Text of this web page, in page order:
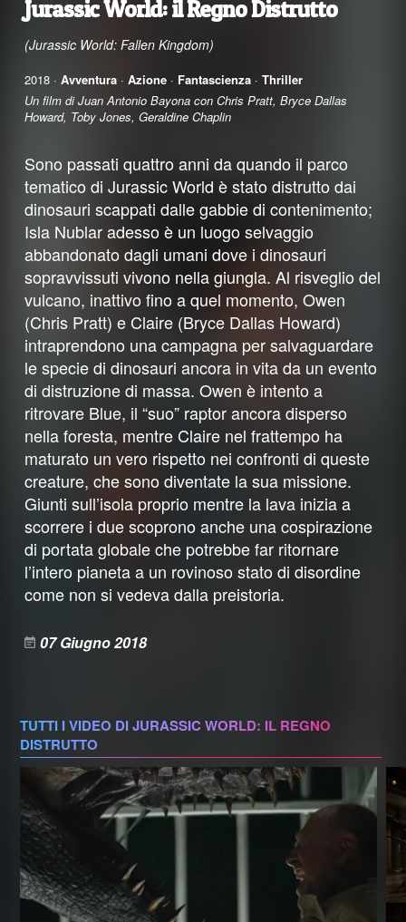
Jurassic World: il Regno Distrutto
(Jurassic World: Fallen Kingdom)
2018 · Avventura· Azione· Fantascienza· Thriller
Un film di Juan Antonio Bayona con Chris Pratt, Bryce Dallas
Howard, Toby Jones, Geraldine Chaplin
Sono passati quattro anni da quando il parco
tematico di Jurassic World è stato distrutto dai
dinosauri scappati dalle gabbie di contenimento;
Isla Nublar adesso è un luogo selvaggio
abbandonato dagli umani dove i dinosauri
sopravvissuti vivono nella giungla. Al risveglio del
vulcano, inattivo fino a quel momento, Owen
(Chris Pratt) e Claire (Bryce Dallas Howard)
intraprendono una campagna per salvaguardare
le specie di dinosauri ancora in vita da un evento
di distruzione di massa. Owen è intento a
ritrovare Blue, il “suo” raptor ancora disperso
nella foresta, mentre Claire nel frattempo ha
maturato un vero rispetto nei confronti di queste
creature, che sono diventate la sua missione.
Giunti sull’isola proprio mentre la lava inizia a
scorrere i due scoprono anche una cospirazione
di portata globale che potrebbe far ritornare
l’intero pianeta a un rovinoso stato di disordine
come non si vedeva dalla preistoria.
07 Giugno 2018
TUTTI I VIDEO DI JURASSIC WORLD: IL REGNO
DISTRUTTO